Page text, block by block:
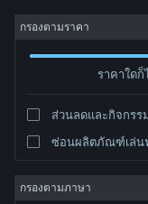
เข้าสู่ระบบ
ชุมชน
เกี่ยวกับ
กรองตามราคา
ราคาใดก็
ส่วนลดและกิจกรร
ซ่อนผลิตภัณฑ์เล่น
กรองตามภาษา
ผู้พัฒนา: Vesa Härkönen